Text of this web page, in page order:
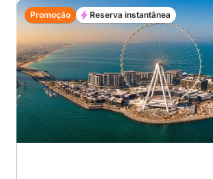
Promoção Reserva instantânea